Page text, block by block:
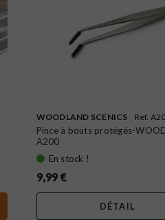
WOODLAND SCENICS Ref.
Pince à bouts protégés-
A200
En stock !
9,99 €
DÉTAIL